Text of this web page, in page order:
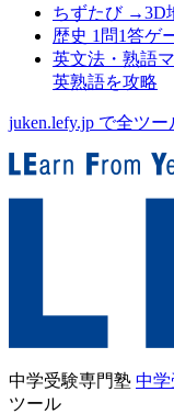
ちずたび→3D
歴史 1問1答ゲ
英文法・熟語
英熟語を攻略
juken.lefy.jp で全ツ
中学受験専門塾 中
ツール